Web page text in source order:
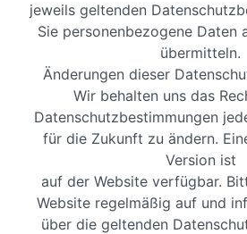
jeweils geltenden
Sie personenbezogene Daten
übermitteln.
Änderungen dieser
Wir behalten uns das
Datenschutzbestimmungen
für die Zukunft zu ändern.
Version ist
auf der Website verfügbar.
Website regelmäßig auf und
über die geltenden